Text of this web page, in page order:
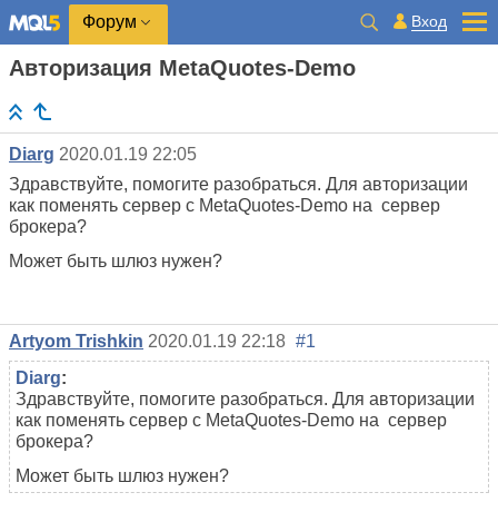
Форум Вход
Авторизация MetaQuotes-Demo
Diarg 2020.01.19 22:05
Здравствуйте, помогите разобраться. Для авторизации
как поменять сервер c MetaQuotes-Demo на сервер
брокера?
Может быть шлюз нужен?
Artyom Trishkin 2020.01.19 22:18 #1
Diarg:
Здравствуйте, помогите разобраться. Для авторизации
как поменять сервер c MetaQuotes-Demo на сервер
брокера?
Может быть шлюз нужен?